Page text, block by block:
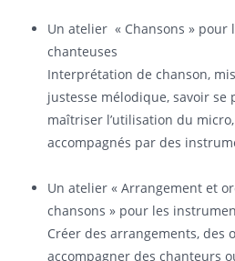
Un atelier « Chansons » pour
chanteuses
Interprétation de chanson,
justesse mélodique, savoir se
maîtriser l’utilisation du
accompagnés par des
Un atelier « Arrangement et
chansons » pour les
Créer des arrangements, des
accompagner des chanteurs